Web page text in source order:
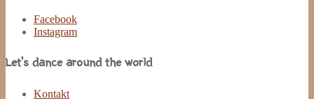
Facebook
Instagram
Let’s dance around the world
Kontakt